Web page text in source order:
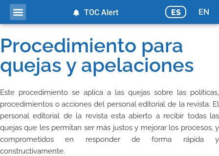
ES EN
TOC Alert
Procedimiento para
quejas y apelaciones
Este procedimiento se aplica a las quejas sobre las políticas,
procedimientos o acciones del personal editorial de la revista. El
personal editorial de la revista esta abierto a recibir todas las
quejas que les permitan ser más justos y mejorar los procesos, y
comprometidos en responder de forma rápida y
constructivamente.